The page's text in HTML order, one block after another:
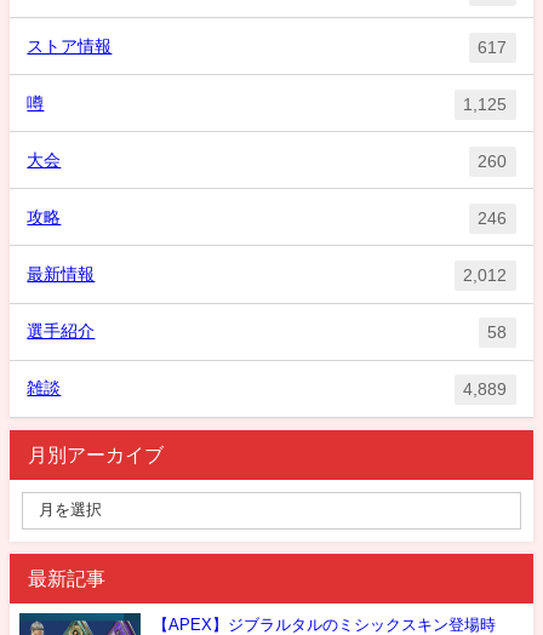
ストア情報 617
噂 1,125
大会 260
攻略 246
最新情報 2,012
選手紹介 58
雑談 4,889
月別アーカイブ
最新記事
【APEX】ジブラルタルのミシックスキン登場時